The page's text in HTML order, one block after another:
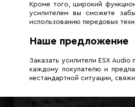
Кроме того, широкий
усилителем вы сможете
использованию передовых
Наше предложение
Заказать усилители ESX
каждому покупателю и
нестандартной ситуации,